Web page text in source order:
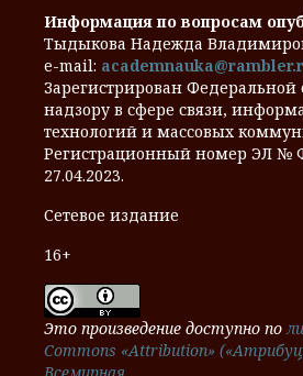
Информация по вопросам
Тыдыкова Надежда
e-mail:
Зарегистрирован Федеральной
надзору в сфере связи,
технологий и массовых
Регистрационный номер ЭЛ №
27.04.2023.
Сетевое издание
16+
Это произведение доступно по
Commons «Attribution»